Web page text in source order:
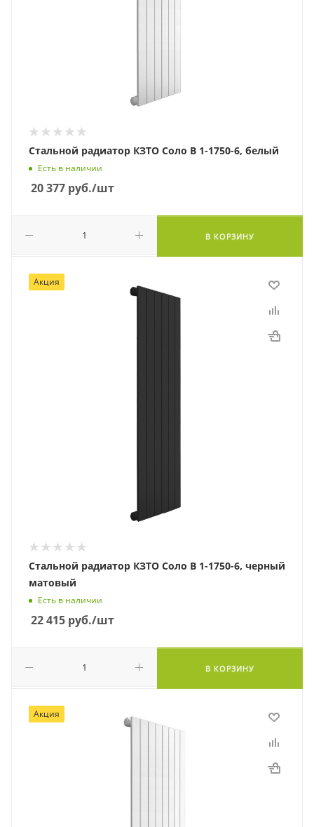
Стальной радиатор КЗТО Соло В 1-1750-6, белый
Есть в наличии
20 377 руб./шт
В КОРЗИНУ
Акция
Стальной радиатор КЗТО Соло В 1-1750-6, черный
матовый
Есть в наличии
22 415 руб./шт
В КОРЗИНУ
Акция